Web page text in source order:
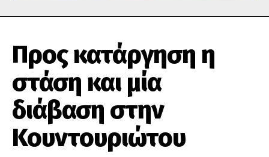
Προς κατάργηση η
στάση και μία
διάβαση στην
Κουντουριώτου